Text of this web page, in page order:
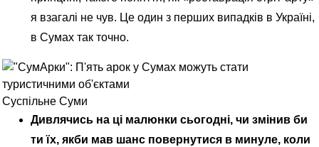
я взагалі не чув. Це один з перших випадків в Україні,
в Сумах так точно.
Суспільне Суми
Дивлячись на ці малюнки сьогодні, чи змінив би
ти їх, якби мав шанс повернутися в минуле, коли